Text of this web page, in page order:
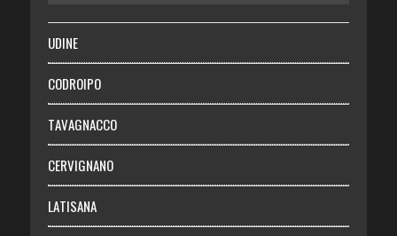
SALUTE
Necrologie
Chi siamo
Abbonati
Login
UDINE
CODROIPO
TAVAGNACCO
CERVIGNANO
LATISANA